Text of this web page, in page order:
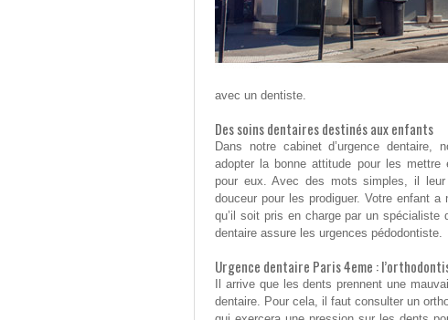
avec un dentiste.
Des soins dentaires destinés aux enfants
Dans notre cabinet d’urgence
adopter la bonne attitude pour les
pour eux. Avec des mots simples, il
douceur pour les prodiguer. Votre enfant
qu’il soit pris en charge par un spécialiste
dentaire assure les urgences
Urgence dentaire Paris 4eme :
Il arrive que les dents prennent une
dentaire. Pour cela, il faut consulter un